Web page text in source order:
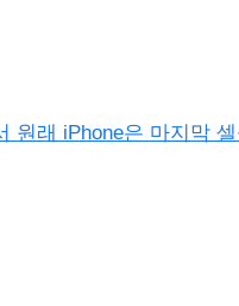
원래 iPhone은 마지막